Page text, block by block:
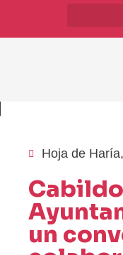
Hoja de Haría,
un